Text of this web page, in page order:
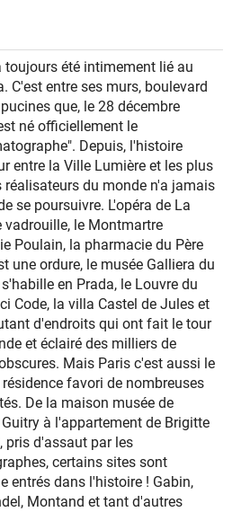
toujours été intimement lié au
C'est entre ses murs, boulevard
que, le 28 décembre
né officiellement le
Depuis, l'histoire
entre la Ville Lumière et les plus
réalisateurs du monde n'a jamais
se poursuivre. L'opéra de La
vadrouille, le Montmartre
Poulain, la pharmacie du Père
une ordure, le musée Galliera du
en Prada, le Louvre du
Code, la villa Castel de Jules et
d'endroits qui ont fait le tour
et éclairé des milliers de
Mais Paris c'est aussi le
résidence favori de nombreuses
De la maison musée de
à l'appartement de Brigitte
pris d'assaut par les
certains sites sont
entrés dans l'histoire ! Gabin,
Montand et tant d'autres